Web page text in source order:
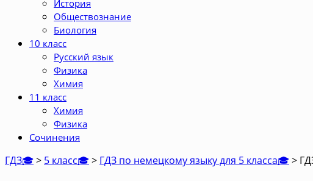
История
Обществознание
Биология
10 класс
Русский язык
Физика
Химия
11 класс
Химия
Физика
Сочинения
ГДЗ🎓> 5 класс🎓> ГДЗ по немецкому языку для 5 класса🎓>